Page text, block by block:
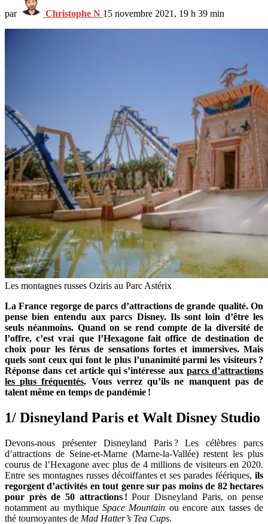
par Christophe N 15 novembre 2021, 19 h 39 min
Les montagnes russes Oziris au Parc Astérix
La France regorge de parcs d’attractions de grande qualité. On
pense bien entendu aux parcs Disney. Ils sont loin d’être les
seuls néanmoins. Quand on se rend compte de la diversité de
l’offre, c’est vrai que l’Hexagone fait office de destination de
choix pour les férus de sensations fortes et immersives. Mais
quels sont ceux qui font le plus l’unanimité parmi les visiteurs ?
Réponse dans cet article qui s’intéresse aux parcs d’attractions
les plus fréquentés. Vous verrez qu’ils ne manquent pas de
talent même en temps de pandémie !
1/ Disneyland Paris et Walt Disney Studio
Devons-nous présenter Disneyland Paris ? Les célèbres parcs
d’attractions de Seine-et-Marne (Marne-la-Vallée) restent les plus
courus de l’Hexagone avec plus de 4 millions de visiteurs en 2020.
Entre ses montagnes russes décoiffantes et ses parades féériques, ils
regorgent d’activités en tout genre sur pas moins de 82 hectares
pour près de 50 attractions !Pour Disneyland Paris, on pense
notamment au mythique Space Mountain ou encore aux tasses de
thé tournoyantes de Mad Hatter’s Tea Cups.